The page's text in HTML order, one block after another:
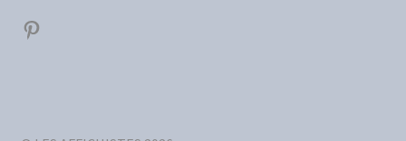
Pinterest